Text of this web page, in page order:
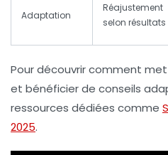
Adaptation
Réajustement
selon résultats
Pour découvrir comment
et bénéficier de conseils
ressources dédiées comme
2025.